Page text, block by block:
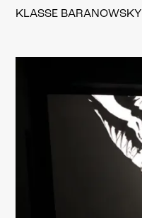
KLASSE BARANOWSKY